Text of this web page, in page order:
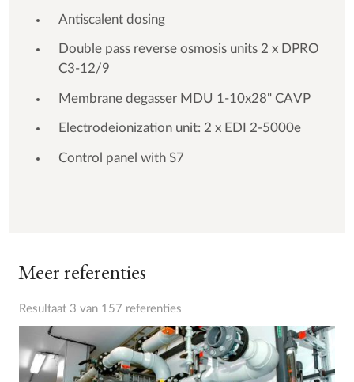
Antiscalent dosing
Double pass reverse osmosis units 2 x DPRO
C3-12/9
Membrane degasser MDU 1-10x28" CAVP
Electrodeionization unit: 2 x EDI 2-5000e
Control panel with S7
Meer referenties
Resultaat 3 van 157 referenties